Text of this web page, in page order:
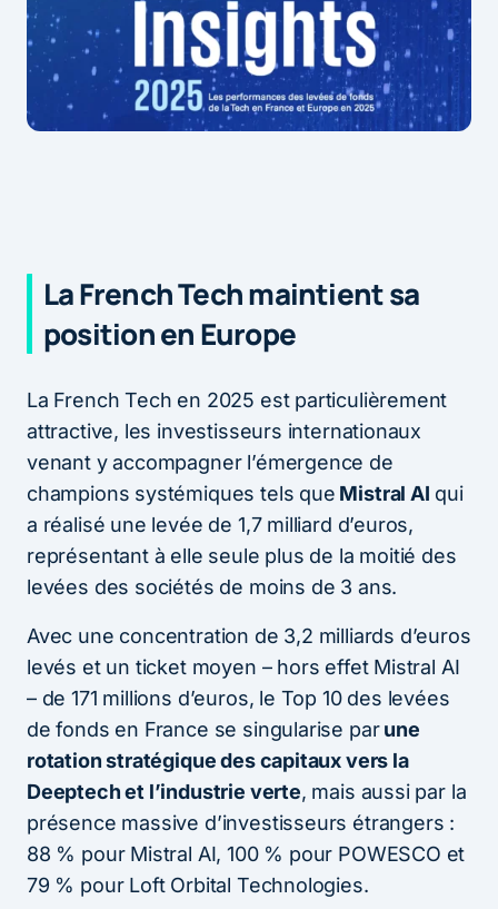
La French Tech maintient sa
position en Europe
La French Tech en 2025 est particulièrement
attractive, les investisseurs internationaux
venant y accompagner l’émergence de
champions systémiques tels que Mistral AI qui
a réalisé une levée de 1,7 milliard d’euros,
représentant à elle seule plus de la moitié des
levées des sociétés de moins de 3 ans.
Avec une concentration de 3,2 milliards d’euros
levés et un ticket moyen – hors effet Mistral AI
– de 171 millions d’euros, le Top 10 des levées
de fonds en France se singularise parune
rotation stratégique des capitaux vers la
Deeptech et l’industrie verte, mais aussi par la
présence massive d’investisseurs étrangers :
88 % pour Mistral AI, 100 % pour POWESCO et
79 % pour Loft Orbital Technologies.